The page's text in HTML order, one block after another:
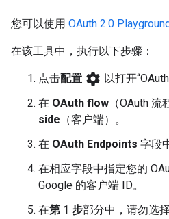
您可以使用 OAuth 2.0
在该工具中，执行以下步骤：
点击配置 settings 以打开
在 OAuth flow （OAuth
side （客户端）。
在 OAuth Endpoints 字段
在相应字段中指定您的
Google 的客户端 ID。
在第 1 步部分中，请勿选